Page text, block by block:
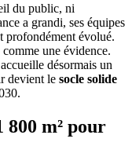
du public, ni
a grandi, ses équipes
profondément évolué.
comme une évidence.
désormais un
devient le socle solide
800 m² pour